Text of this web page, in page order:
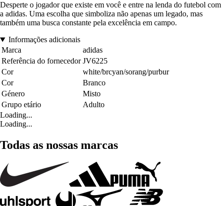
Desperte o jogador que existe em você e entre na lenda do futebol com
a adidas. Uma escolha que simboliza não apenas um legado, mas
também uma busca constante pela excelência em campo.
Informações adicionais
Marca
adidas
Referência do fornecedor JV6225
Cor
white/brcyan/sorang/purbur
Cor
Branco
Género
Misto
Grupo etário
Adulto
Loading...
Loading...
Todas as nossas marcas